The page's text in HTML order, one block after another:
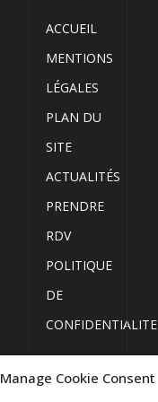
Manage Cookie Consent
ACCUEIL
MENTIONS
LÉGALES
PLAN DU
SITE
ACTUALITÉS
PRENDRE
RDV
POLITIQUE
DE
CONFIDENTIALITE